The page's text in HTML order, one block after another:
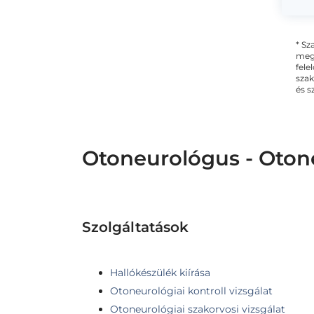
*
és
Otoneurológus -
Szolgáltatások
Hallókészülék kiírása
Otoneurológiai kontroll vizsgálat
Otoneurológiai szakorvosi vizsgálat